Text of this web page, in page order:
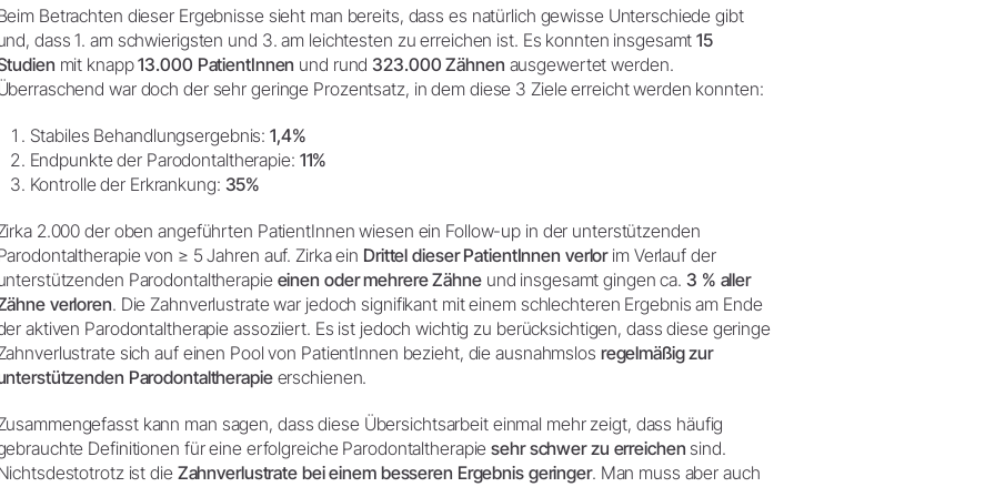
Betrachten dieser Ergebnisse sieht man bereits, dass es natürlich gewisse Unterschiede gibt
dass 1. am schwierigsten und 3. am leichtesten zu erreichen ist. Es konnten insgesamt15
mit knapp13.000 PatientInnen und rund323.000 Zähnen ausgewertet werden.
war doch der sehr geringe Prozentsatz, in dem diese 3 Ziele erreicht werden konnten:
Stabiles Behandlungsergebnis:1,4%
Endpunkte der Parodontaltherapie: 11%
Kontrolle der Erkrankung: 35%
2.000 der oben angeführten PatientInnen wiesen ein Follow-up in der unterstützenden
von ≥ 5 Jahren auf. Zirka ein Drittel dieser PatientInnen verlorim Verlauf der
Parodontaltherapieeinen oder mehrere Zähneund insgesamt gingen ca. 3 % aller
verloren. Die Zahnverlustrate war jedoch signifikant mit einem schlechteren Ergebnis am Ende
aktiven Parodontaltherapie assoziiert. Es ist jedoch wichtig zu berücksichtigen, dass diese geringe
sich auf einen Pool von PatientInnen bezieht, die ausnahmslos regelmäßig zur
Parodontaltherapieerschienen.
kann man sagen, dass diese Übersichtsarbeit einmal mehr zeigt, dass häufig
Definitionen für eine erfolgreiche Parodontaltherapiesehr schwer zu erreichen sind.
ist dieZahnverlustrate bei einem besseren Ergebnis geringer. Man muss aber auch